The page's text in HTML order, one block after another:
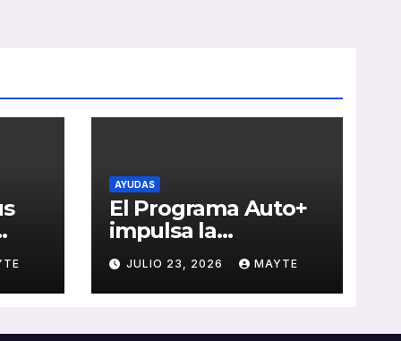
AYUDAS
El Programa Auto+
impulsa la
renovación de flotas
con ayudas a
vehículos eléctricos
JULIO 23, 2026 MAYTE